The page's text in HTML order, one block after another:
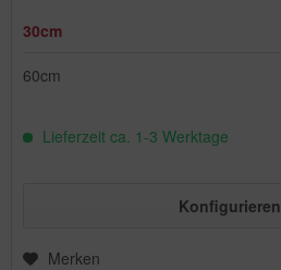
30cm
60cm
Lieferzeit ca. 1-3 Werktage
Konfigurieren
Merken